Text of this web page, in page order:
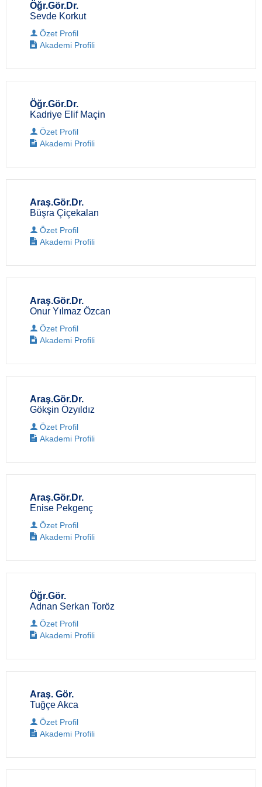
Öğr.Gör.Dr.
Sevde Korkut
Özet Profil
Akademi Profili
Öğr.Gör.Dr.
Kadriye Elif Maçin
Özet Profil
Akademi Profili
Araş.Gör.Dr.
Büşra Çiçekalan
Özet Profil
Akademi Profili
Araş.Gör.Dr.
Onur Yılmaz Özcan
Özet Profil
Akademi Profili
Araş.Gör.Dr.
Gökşin Özyıldız
Özet Profil
Akademi Profili
Araş.Gör.Dr.
Enise Pekgenç
Özet Profil
Akademi Profili
Öğr.Gör.
Adnan Serkan Toröz
Özet Profil
Akademi Profili
Araş. Gör.
Tuğçe Akca
Özet Profil
Akademi Profili